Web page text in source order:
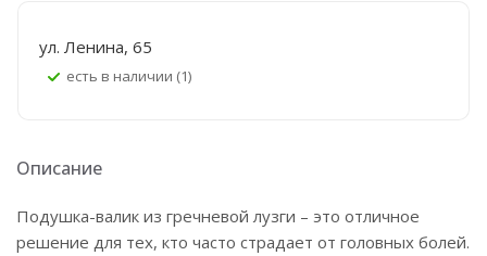
ул. Ленина, 65
Есть в наличии (1)
Описание
Подушка-валик из гречневой лузги – это отличное
решение для тех, кто часто страдает от головных болей.